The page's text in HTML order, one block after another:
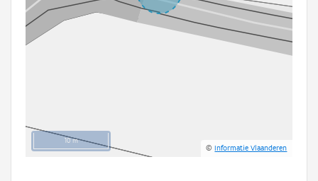
10 m
©Informatie Vlaanderen